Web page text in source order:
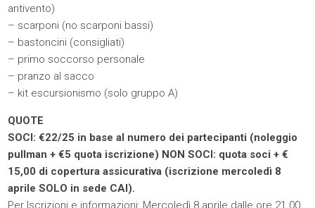
antivento)
– scarponi (no scarponi bassi)
– bastoncini (consigliati)
– primo soccorso personale
– pranzo al sacco
– kit escursionismo (solo gruppo A)
QUOTE
SOCI: €22/25 in base al numero dei partecipanti (noleggio
pullman + €5 quota iscrizione) NON SOCI: quota soci + €
15,00 di copertura assicurativa (iscrizione mercoledì 8
aprile SOLO in sede CAI).
Per Iscrizioni e informazioni: Mercoledì 8 aprile dalle ore 21.00